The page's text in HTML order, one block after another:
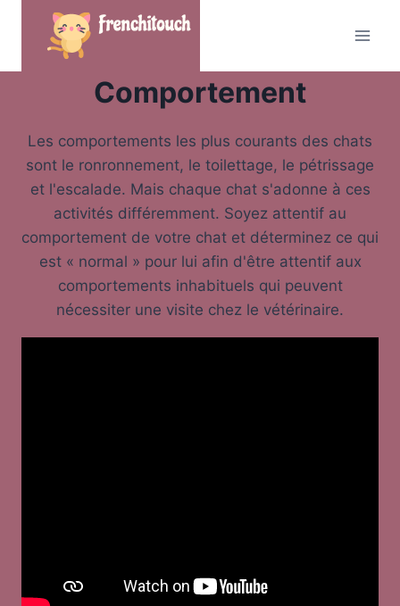
Comportement
Les comportements les plus courants des chats
sont le ronronnement, le toilettage, le pétrissage
et l'escalade. Mais chaque chat s'adonne à ces
activités différemment. Soyez attentif au
comportement de votre chat et déterminez ce qui
est « normal » pour lui afin d'être attentif aux
comportements inhabituels qui peuvent
nécessiter une visite chez le vétérinaire.